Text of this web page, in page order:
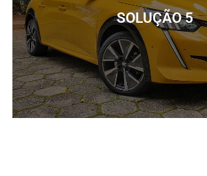
dolor
SAIBA MAIS
SOLUÇÃO 5